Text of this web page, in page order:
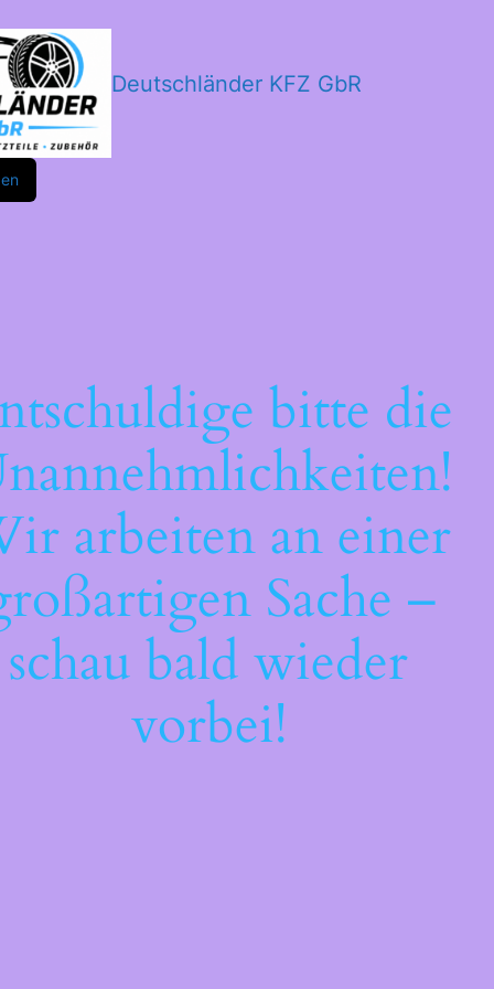
Deutschländer KFZ GbR
bitte die
arbeiten an einer
Sache –
schau bald wieder
vorbei!